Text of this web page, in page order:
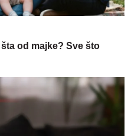
od majke? Sve što